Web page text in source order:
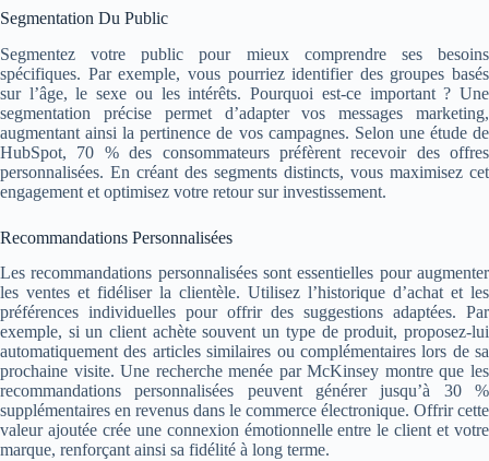
Segmentation Du Public
Segmentez votre public pour mieux comprendre ses besoins
spécifiques. Par exemple, vous pourriez identifier des groupes basés
sur l’âge, le sexe ou les intérêts. Pourquoi est-ce important ? Une
segmentation précise permet d’adapter vos messages marketing,
augmentant ainsi la pertinence de vos campagnes. Selon une étude de
HubSpot, 70 % des consommateurs préfèrent recevoir des offres
personnalisées. En créant des segments distincts, vous maximisez cet
engagement et optimisez votre retour sur investissement.
Recommandations Personnalisées
Les recommandations personnalisées sont essentielles pour augmenter
les ventes et fidéliser la clientèle. Utilisez l’historique d’achat et les
préférences individuelles pour offrir des suggestions adaptées. Par
exemple, si un client achète souvent un type de produit, proposez-lui
automatiquement des articles similaires ou complémentaires lors de sa
prochaine visite. Une recherche menée par McKinsey montre que les
recommandations personnalisées peuvent générer jusqu’à 30 %
supplémentaires en revenus dans le commerce électronique. Offrir cette
valeur ajoutée crée une connexion émotionnelle entre le client et votre
marque, renforçant ainsi sa fidélité à long terme.